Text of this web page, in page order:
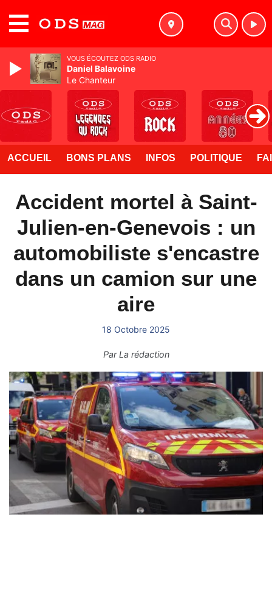
ACCUEIL BONS PLANS INFOS POLITIQUE
Accident mortel à Saint-
Julien-en-Genevois : un
automobiliste s'encastre
dans un camion sur une
aire
18 Octobre 2025
ParLa rédaction
VOUS ÉCOUTEZ ODS RADIO
Daniel Balavoine
Le Chanteur